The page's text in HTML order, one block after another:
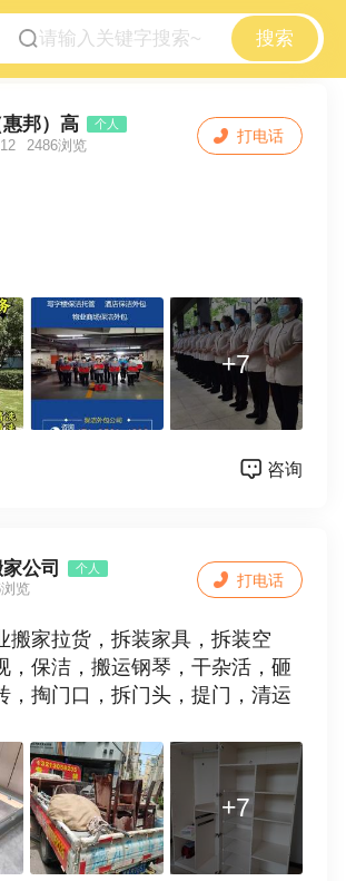
搜索
邦）高 个人
2486浏览
大型商场，星级酒店，洗浴，KT
等物业保洁托管服务
生间清洁，油烟机清洗，玻璃清
店保洁，银行保洁，店面保洁，
字楼保洁，公司保洁，，厂房保
清洗、外墙玻璃窗清洗、外墙石
外墙涂料墙面清洗、外墙瓷砖墙
棚外墙清洗、铝塑板墙面清洗
：商场、酒店、学校、部队、单
+7
打电话
咨询
公司 个人
览
搬家拉货，拆装家具，拆装空
，保洁，搬运钢琴，干杂活，砸
，掏门口，拆门头，提门，清运
用。15538109881
+7
打电话